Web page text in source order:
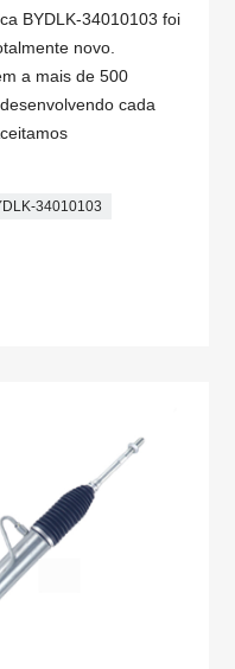
BYDLK-34010103 foi
novo.
a mais de 500
cada
34010103